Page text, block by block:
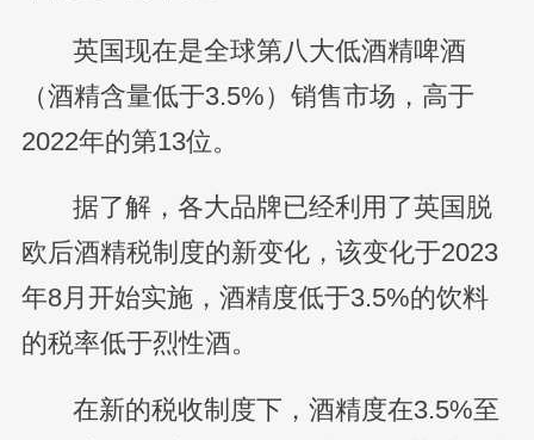
英国现在是全球第八大低酒精啤酒
（酒精含量低于3.5%）销售市场，高于
2022年的第13位。
据了解，各大品牌已经利用了英国脱
欧后酒精税制度的新变化，该变化于2023
年8月开始实施，酒精度低于3.5%的饮料
的税率低于烈性酒。
在新的税收制度下，酒精度在3.5%至